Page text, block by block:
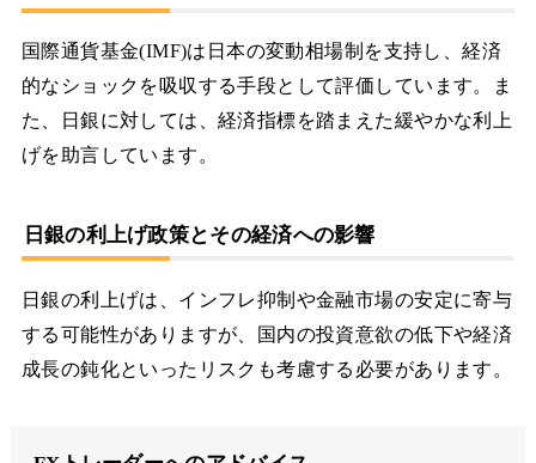
国際通貨基金(IMF)は日本の変動相場制を支持し、経済
的なショックを吸収する手段として評価しています。ま
た、日銀に対しては、経済指標を踏まえた緩やかな利上
げを助言しています。
日銀の利上げ政策とその経済への影響
日銀の利上げは、インフレ抑制や金融市場の安定に寄与
する可能性がありますが、国内の投資意欲の低下や経済
成長の鈍化といったリスクも考慮する必要があります。